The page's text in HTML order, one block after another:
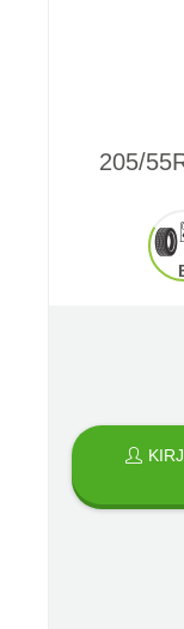
205/